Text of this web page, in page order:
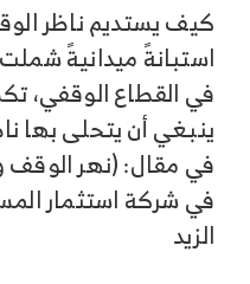
كيف يستديم ناظر
استبانةً ميدانيةً
في القطاع الوقفي،
ينبغي أن يتحلى بها
في مقال: (نهر الوقف
في شركة استثمار
الزيد